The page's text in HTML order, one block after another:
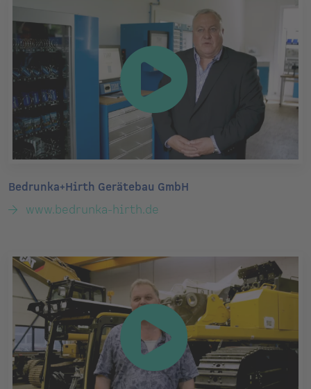
Bedrunka+Hirth Gerätebau GmbH
www.bedrunka-hirth.de